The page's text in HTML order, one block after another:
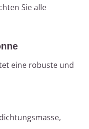
Sie alle
eine robuste und